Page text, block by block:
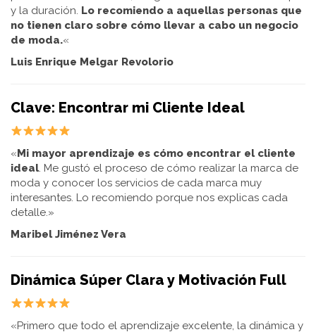
y la duración. Lo recomiendo a aquellas personas que
no tienen claro sobre cómo llevar a cabo un negocio
de moda.«
Luis Enrique Melgar Revolorio
Clave: Encontrar mi Cliente Ideal
«Mi mayor aprendizaje es cómo encontrar el cliente
ideal. Me gustó el proceso de cómo realizar la marca de
moda y conocer los servicios de cada marca muy
interesantes. Lo recomiendo porque nos explicas cada
detalle.»
Maribel Jiménez Vera
Dinámica Súper Clara y Motivación Full
«Primero que todo el aprendizaje excelente, la dinámica y